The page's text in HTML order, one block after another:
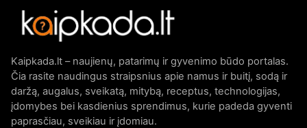
Kaipkada.lt – naujienų, patarimų ir gyvenimo būdo portalas.
Čia rasite naudingus straipsnius apie namus ir buitį, sodą ir
daržą, augalus, sveikatą, mitybą, receptus, technologijas,
įdomybes bei kasdienius sprendimus, kurie padeda gyventi
paprasčiau, sveikiau ir įdomiau.